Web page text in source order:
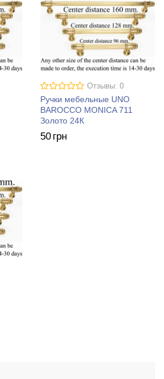
Отзывы: 0
Ручки мебельные UNO
BAROCCO MONICA 711
Золото 24К
50 грн